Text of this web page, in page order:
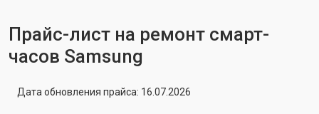
Прайс-лист на ремонт смарт-
часов Samsung
Дата обновления прайса: 16.07.2026